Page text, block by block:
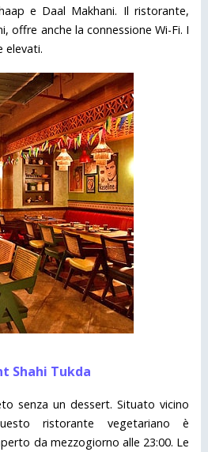
e Daal Makhani. Il ristorante,
offre anche la connessione Wi-Fi. I
elevati.
Shahi Tukda
senza un dessert. Situato vicino
ristorante vegetariano è
da mezzogiorno alle 23:00. Le